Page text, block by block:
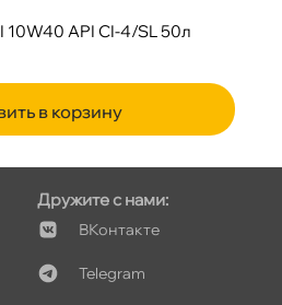
10W40 API CI-4/SL 50л
в корзину
Дружите с нами:
Контакте
Telegram